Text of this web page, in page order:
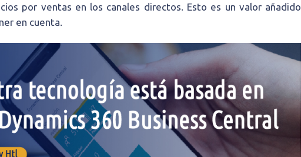
por ventas en los canales directos. Esto es un valor añadido
en cuenta.